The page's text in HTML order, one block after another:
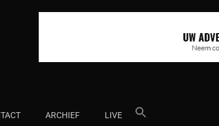
ARCHIEF LIVE
Search
for: